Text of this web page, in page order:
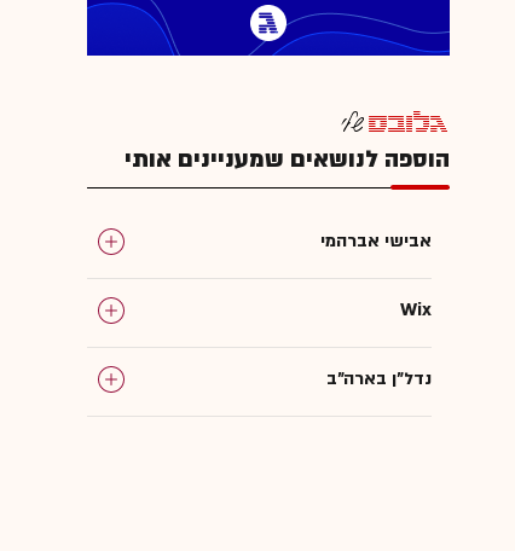
הוספה לנושאים שמעניינים אותי
אבישי אברהמי
Wix
נדל"ן בארה"ב